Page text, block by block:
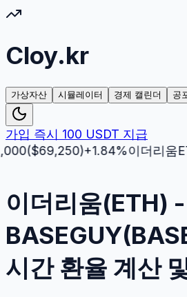
Cloy.kr
가상자산 시뮬레이터 경제 캘린더 공
가입 즉시 100 USDT 지급
69,250)+1.84%이더리움ETH/
이더리움(ETH) -
시간 환율 계산